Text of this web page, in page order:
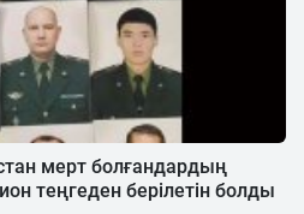
мерт болғандардың
теңгеден берілетін болды